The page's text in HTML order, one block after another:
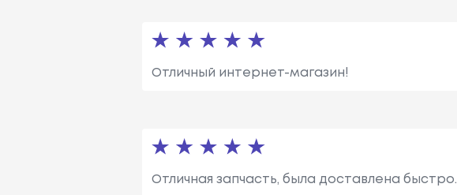
Отличный интернет-магазин!
Отличная запчасть, была доставлена быстро.